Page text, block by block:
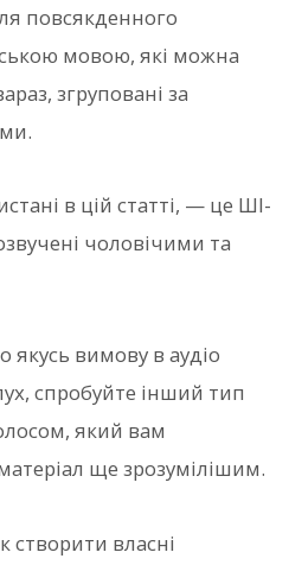
повсякденного
мовою, які можна
згруповані за
в цій статті, — це ШІ-
чоловічими та
якусь вимову в аудіо
спробуйте інший тип
який вам
ще зрозумілішим.
створити власні